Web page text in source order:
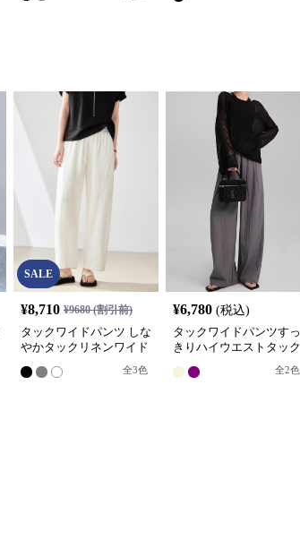
SALE
¥8,710 ¥9680(割引前)
タックワイドパンツ しな
やかタックリネンワイド
全3色
¥6,780 (税込)
タックワイドパンツすっ
きりハイウエストタック
全2色